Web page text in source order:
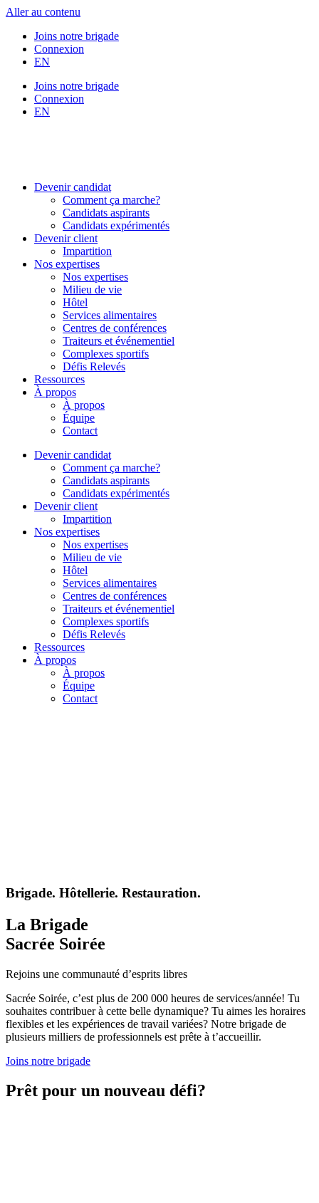
Aller au contenu
Joins notre brigade
Connexion
EN
Joins notre brigade
Connexion
EN
Devenir candidat
Comment ça marche?
Candidats aspirants
Candidats expérimentés
Devenir client
Impartition
Nos expertises
Nos expertises
Milieu de vie
Hôtel
Services alimentaires
Centres de conférences
Traiteurs et événementiel
Complexes sportifs
Défis Relevés
Ressources
À propos
À propos
Équipe
Contact
Devenir candidat
Comment ça marche?
Candidats aspirants
Candidats expérimentés
Devenir client
Impartition
Nos expertises
Nos expertises
Milieu de vie
Hôtel
Services alimentaires
Centres de conférences
Traiteurs et événementiel
Complexes sportifs
Défis Relevés
Ressources
À propos
À propos
Équipe
Contact
Brigade. Hôtellerie. Restauration.
La Brigade
Sacrée Soirée
Rejoins une communauté d’esprits libres
Sacrée Soirée, c’est plus de 200 000 heures de services/année! Tu
souhaites contribuer à cette belle dynamique? Tu aimes les horaires
flexibles et les expériences de travail variées? Notre brigade de
plusieurs milliers de professionnels est prête à t’accueillir.
Joins notre brigade
Prêt pour un nouveau défi?